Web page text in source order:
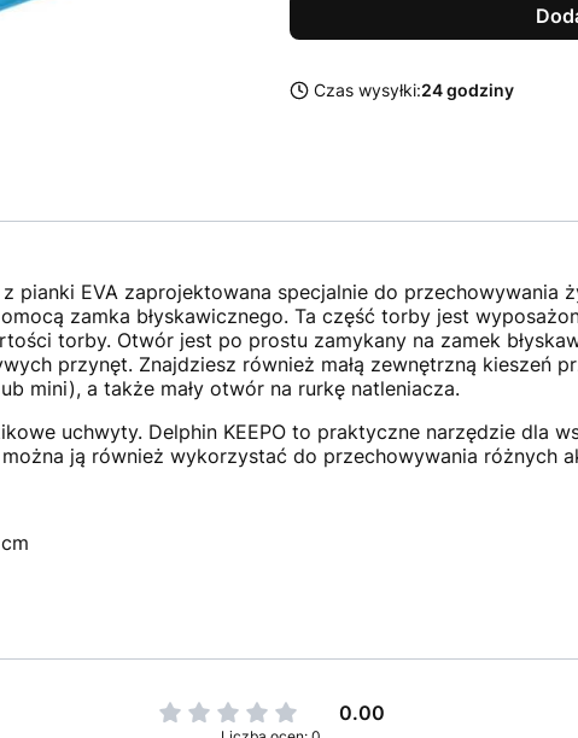
Czas wysyłki:24 godziny
pianki EVA zaprojektowana specjalnie do przechowywania
zamka błyskawicznego. Ta część torby jest
torby. Otwór jest po prostu zamykany na zamek
przynęt. Znajdziesz również małą zewnętrzną kieszeń
mini), a także mały otwór na rurkę natleniacza.
uchwyty. Delphin KEEPO to praktyczne narzędzie dla
ją również wykorzystać do przechowywania różnych
0.00